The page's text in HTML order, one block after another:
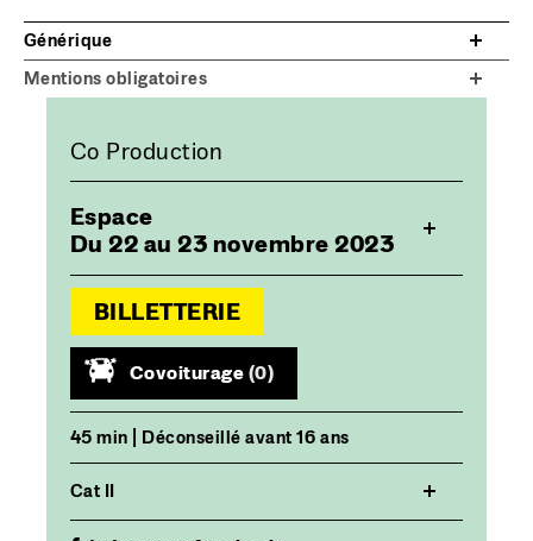
Générique
Mentions obligatoires
Co Production
Espace
Du 22 au 23 novembre 2023
BILLETTERIE
Covoiturage (0)
45 min | Déconseillé avant 16 ans
Cat II